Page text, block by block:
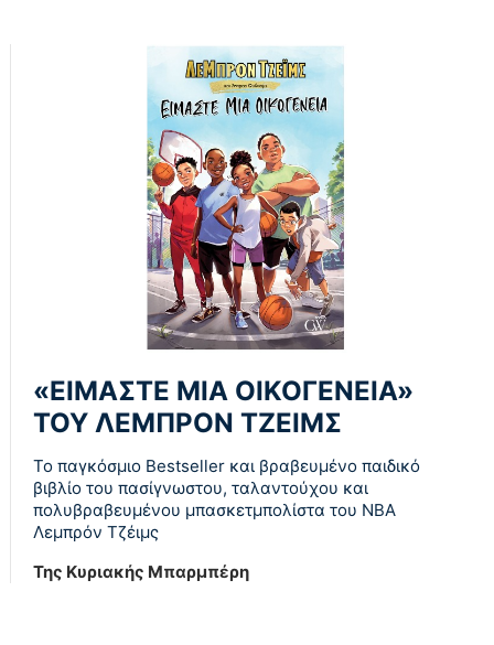
«ΕΙΜΑΣΤΕ ΜΙΑ ΟΙΚΟΓΕΝΕΙΑ»
ΤΟΥ ΛΕΜΠΡΟΝ ΤΖΕΙΜΣ
To παγκόσµιο Bestseller και βραβευµένο παιδικό
βιβλίο του πασίγνωστου, ταλαντούχου και
πολυβραβευµένου µπασκετµπολίστα του NBA
Λεµπρόν Τζέιμς
Της Κυριακής Μπαρμπέρη